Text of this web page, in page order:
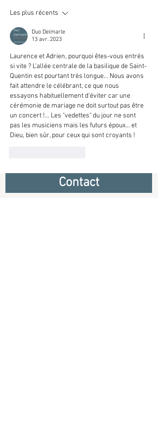
à l'église
Les plus récents
Duo Delmarle
13 avr. 2023
Laurence et Adrien, pourquoi êtes-vous entrés
si vite ? L'allée centrale de la basilique de Saint-
Quentin est pourtant très longue... Nous avons
fait attendre le célébrant, ce que nous
essayons habituellement d'éviter car une
cérémonie de mariage ne doit surtout pas être
un concert !... Les "vedettes" du jour ne sont
pas les musiciens mais les futurs époux... et
Dieu, bien sûr, pour ceux qui sont croyants !
Contact